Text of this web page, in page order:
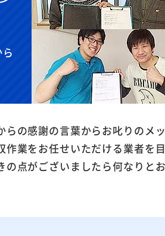
の感謝の言葉からお叱りのメ
業をお任せいただける業者を
点がございましたら何なりと